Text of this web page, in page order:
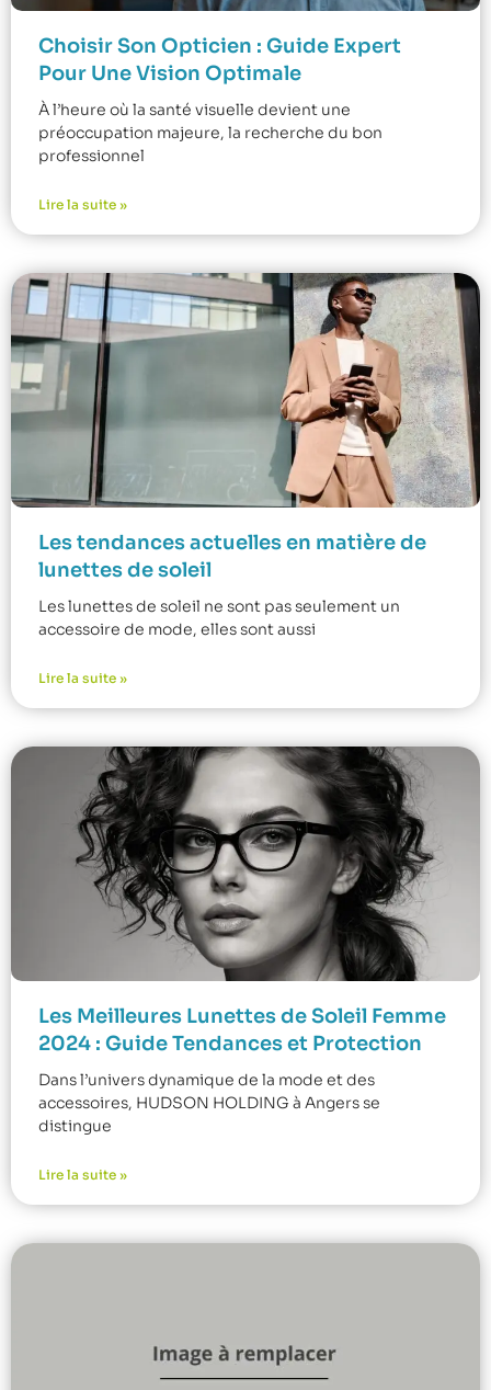
Choisir Son Opticien : Guide Expert
Pour Une Vision Optimale
À l’heure où la santé visuelle devient une
préoccupation majeure, la recherche du bon
professionnel
Lire la suite »
Les tendances actuelles en matière de
lunettes de soleil
Les lunettes de soleil ne sont pas seulement un
accessoire de mode, elles sont aussi
Lire la suite »
Les Meilleures Lunettes de Soleil Femme
2024 : Guide Tendances et Protection
Dans l’univers dynamique de la mode et des
accessoires, HUDSON HOLDING à Angers se
distingue
Lire la suite »